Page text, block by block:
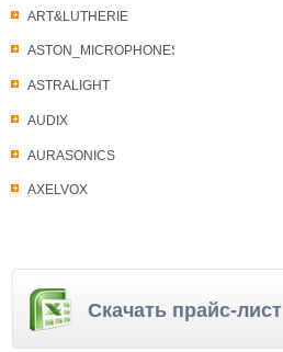
ART&LUTHERIE
ASTON_MICROPHONES
ASTRALIGHT
AUDIX
AURASONICS
AXELVOX
Скачать прайс-лист